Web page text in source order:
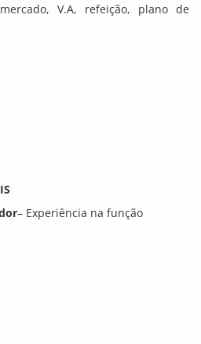
V.A, refeição, plano de
– Experiência na função